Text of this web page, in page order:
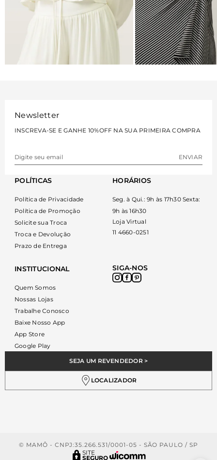
Newsletter
INSCREVA-SE E GANHE 10%OFF NA SUA PRIMEIRA COMPRA
ENVIAR
LOCALIZADOR
SEJA UM REVENDEDOR >
INSTITUCIONAL
Quem Somos
Nossas Lojas
Trabalhe Conosco
Baixe Nosso App
App Store
Google Play
POLÍTICAS
Política de Privacidade
Política de Promoção
Solicite sua Troca
Troca e Devolução
Prazo de Entrega
HORÁRIOS
Seg. à Qui.: 9h às 17h30 Sexta:
9h às 16h30
Loja Virtual
11 4660-0251
SIGA-NOS
© MAMÔ - CNPJ:35.266.531/0001-05 - SÃO PAULO / SP